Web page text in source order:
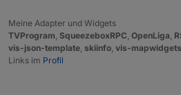
Meine Adapter und Widgets
TVProgram SqueezeboxRPC OpenLiga
vis-json-template skiinfo vis-mapwidgets
Links im Profil